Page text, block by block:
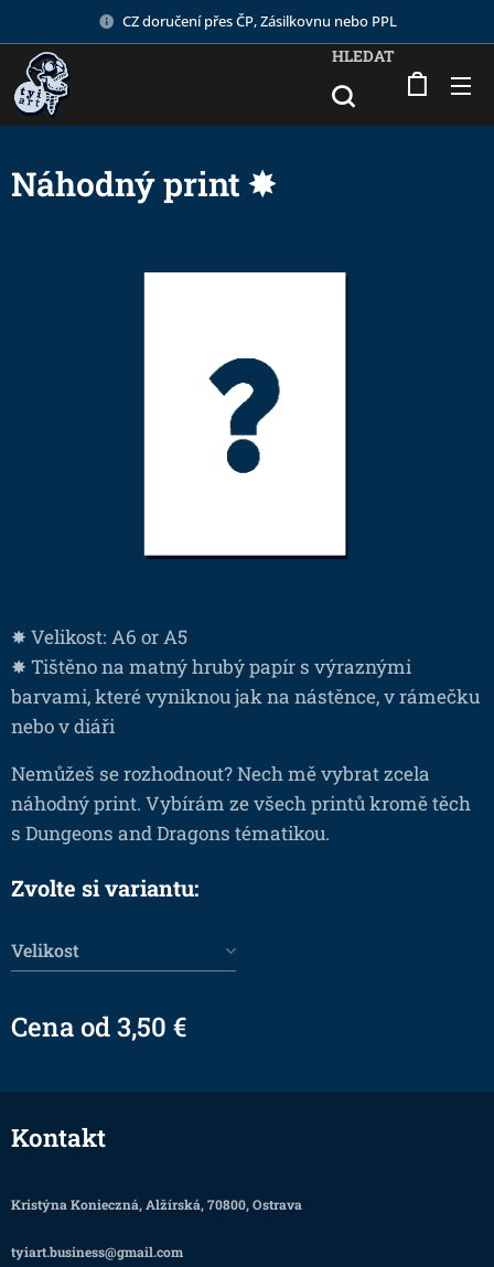
CZ doručení přes ČP, Zásilkovnu nebo PPL
HLEDAT
Náhodný print ✸
✸ Velikost: A6 or A5
✸ Tištěno na matný hrubý papír s výraznými
barvami, které vyniknou jak na nástěnce, v rámečku
nebo v diáři
Nemůžeš se rozhodnout? Nech mě vybrat zcela
náhodný print. Vybírám ze všech printů kromě těch
s Dungeons and Dragons tématikou.
Zvolte si variantu:
Velikost
Cena od3,50 €
Kontakt
Kristýna Konieczná, Alžírská, 70800, Ostrava
tyiart.business@gmail.com